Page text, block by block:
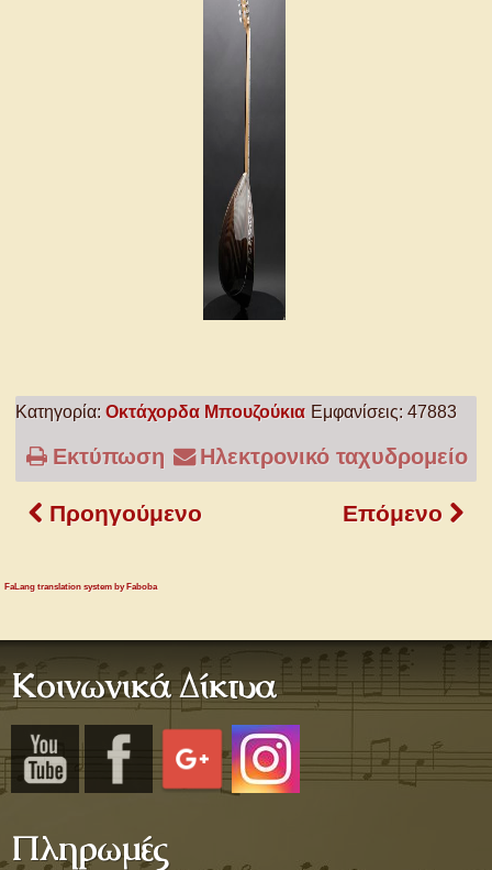
Κατηγορία: Οκτάχορδα Μπουζούκια Εμφανίσεις: 47883
Εκτύπωση Ηλεκτρονικό ταχυδρομείο
Προηγούμενο Επόμενο
FaLang translation system by Faboba
Κοινωνικά Δίκτυα
Πληρωμές